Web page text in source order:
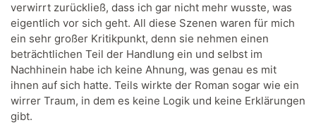
verwirrt zurückließ, dass ich gar nicht mehr wusste, was
eigentlich vor sich geht. All diese Szenen waren für mich
ein sehr großer Kritikpunkt, denn sie nehmen einen
beträchtlichen Teil der Handlung ein und selbst im
Nachhinein habe ich keine Ahnung, was genau es mit
ihnen auf sich hatte. Teils wirkte der Roman sogar wie ein
wirrer Traum, in dem es keine Logik und keine Erklärungen
gibt.